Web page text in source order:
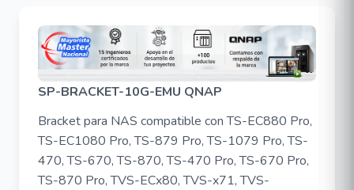
SP-BRACKET-10G-EMU QNAP
Bracket para NAS compatible con TS-EC880 Pro,
TS-EC1080 Pro, TS-879 Pro, TS-1079 Pro, TS-
470, TS-670, TS-870, TS-470 Pro, TS-670 Pro,
TS-870 Pro, TVS-ECx80, TVS-x71, TVS-